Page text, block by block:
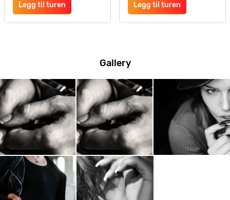
Legg til turen Legg til turen
Gallery